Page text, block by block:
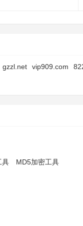
gzzl.net vip909.com
具 MD5加密工具